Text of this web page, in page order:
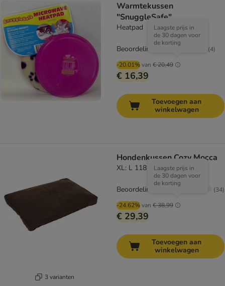
Warmtekussen
"SnuggleSafe"
Heatpad
-20.01%van € 20,49
Laagste prijs in
de 30 dagen voor
de korting
€ 16,39
Beoordeling: 5/5 (4)
Toevoegen aan
winkelwagen
3 varianten
Hondenkussen Cozy Mocca
XL: L 118 x B 72 x H 8 cm
-24.62%van € 38,99
Laagste prijs in
de 30 dagen voor
de korting
€ 29,39
Beoordeling: 4.1/5 (34)
Toevoegen aan
winkelwagen